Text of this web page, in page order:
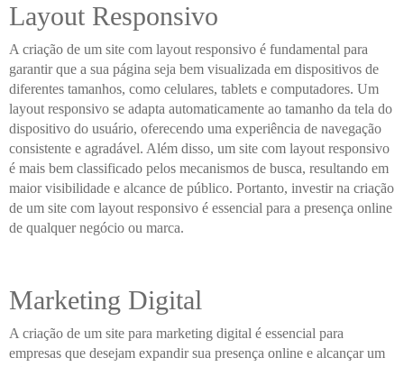
Layout Responsivo
A criação de um site com layout responsivo é fundamental para
garantir que a sua página seja bem visualizada em dispositivos de
diferentes tamanhos, como celulares, tablets e computadores. Um
layout responsivo se adapta automaticamente ao tamanho da tela do
dispositivo do usuário, oferecendo uma experiência de navegação
consistente e agradável. Além disso, um site com layout responsivo
é mais bem classificado pelos mecanismos de busca, resultando em
maior visibilidade e alcance de público. Portanto, investir na criação
de um site com layout responsivo é essencial para a presença online
de qualquer negócio ou marca.
Marketing Digital
A criação de um site para marketing digital é essencial para
empresas que desejam expandir sua presença online e alcançar um